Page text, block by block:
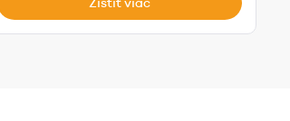
Zistiť viac